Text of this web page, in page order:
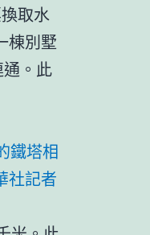
取水
棟別墅
。此
鐵塔相
社記者